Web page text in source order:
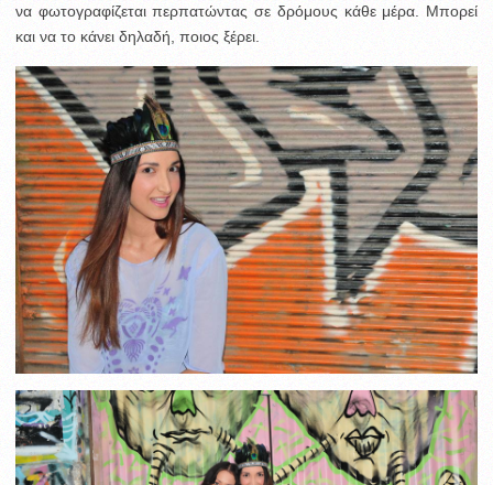
να φωτογραφίζεται περπατώντας σε δρόμους κάθε μέρα. Μπορεί
και να το κάνει δηλαδή, ποιος ξέρει.